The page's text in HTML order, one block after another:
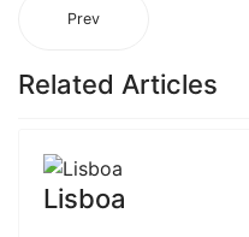
Prev
Related Articles
Lisboa